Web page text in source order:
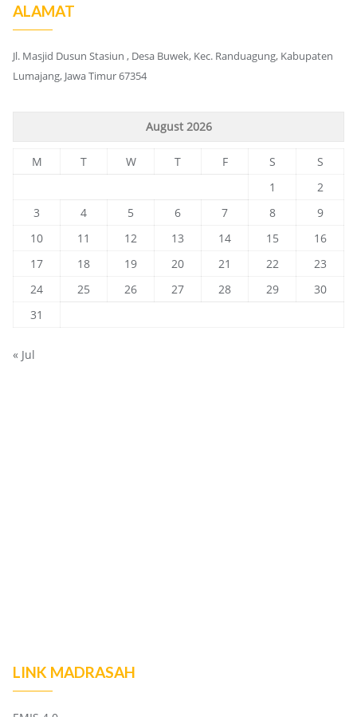
ALAMAT
Jl. Masjid Dusun Stasiun , Desa Buwek, Kec. Randuagung, Kabupaten
Lumajang, Jawa Timur 67354
August 2026
M T W T F S
S
1
2
3
4 5 6 7 8
9
10
11 12 13 14 15
16
17
18 19 20 21 22
23
24
25 26 27 28 29
30
31
« Jul
LINK MADRASAH